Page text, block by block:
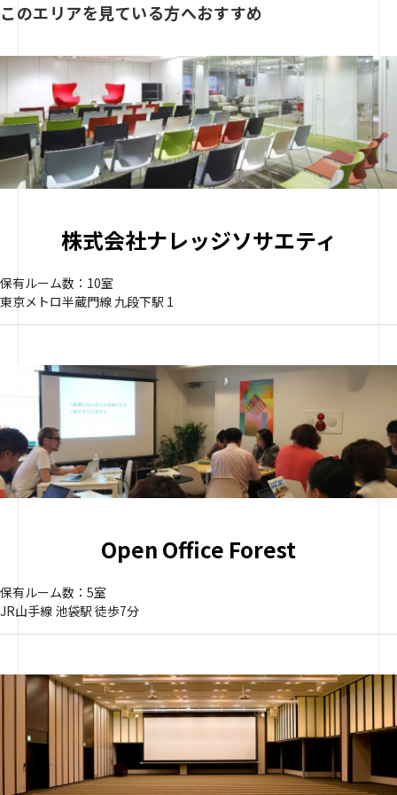
このエリアを見ている方へおすすめ
株式会社ナレッジソサエティ
保有ルーム数：10室
東京メトロ半蔵門線 九段下駅 1
Open Office Forest
保有ルーム数：5室
JR山手線 池袋駅 徒歩7分